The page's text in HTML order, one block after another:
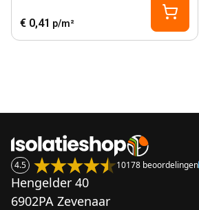
€ 0,41 p/m²
4.5 10178 beoordelingen
Hengelder 40
6902PA Zevenaar